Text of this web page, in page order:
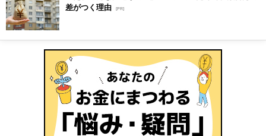
差がつく理由 [PR]